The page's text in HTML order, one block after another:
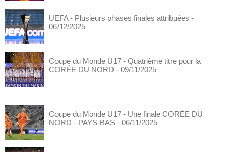
UEFA - Plusieurs phases finales attribuées -
06/12/2025
Coupe du Monde U17 - Quatrième titre pour la
CORÉE DU NORD - 09/11/2025
Coupe du Monde U17 - Une finale CORÉE DU
NORD - PAYS-BAS - 06/11/2025